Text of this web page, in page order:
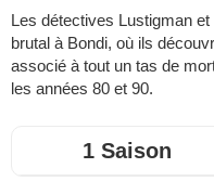
Les détectives Lustigman
brutal à Bondi, où ils
associé à tout un tas de
les années 80 et 90.
1 Saison